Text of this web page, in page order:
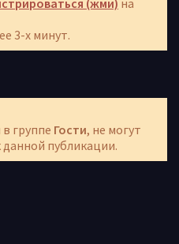
(жми) на
3-х минут.
группе Гости, не могут
публикации.